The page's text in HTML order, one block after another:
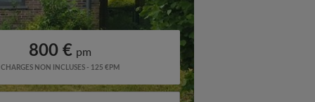
800 € pm
CHARGES NON INCLUSES - 125 €PM